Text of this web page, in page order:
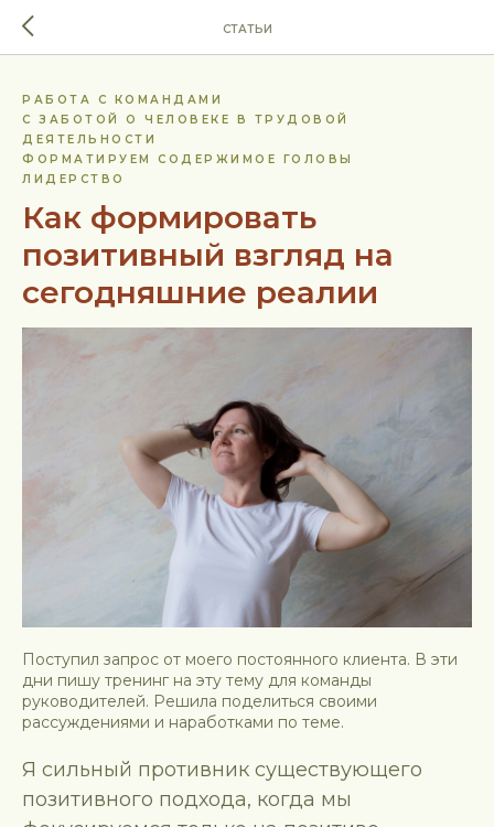
СТАТЬИ
РАБОТА С КОМАНДАМИ
С ЗАБОТОЙ О ЧЕЛОВЕКЕ В ТРУДОВОЙ
ДЕЯТЕЛЬНОСТИ
ФОРМАТИРУЕМ СОДЕРЖИМОЕ ГОЛОВЫ
ЛИДЕРСТВО
Как формировать
позитивный взгляд на
сегодняшние реалии
Поступил запрос от моего постоянного клиента. В эти
дни пишу тренинг на эту тему для команды
руководителей. Решила поделиться своими
рассуждениями и наработками по теме.
Я сильный противник существующего
позитивного подхода, когда мы